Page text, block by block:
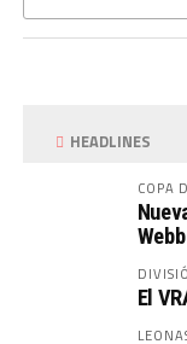
HEADLINES
COPA
El